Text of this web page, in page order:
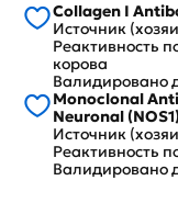
Collagen I
Источник
Реактивность
корова
Валидировано
Monoclonal
Neuronal
Источник
Реактивность
Валидировано